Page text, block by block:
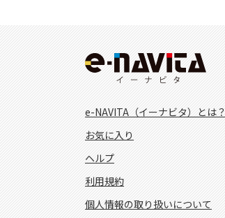
e-NAVITA（イーナビタ）とは？
お気に入り
ヘルプ
利用規約
個人情報の取り扱いについて